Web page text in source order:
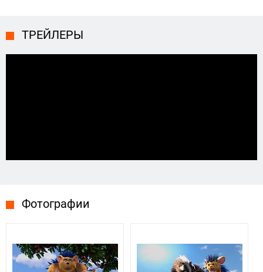
ТРЕЙЛЕРЫ
Фотографии